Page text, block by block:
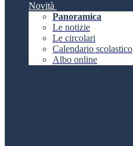
Novità
Panoramica
Le notizie
Le circolari
Calendario scolastico
Albo online